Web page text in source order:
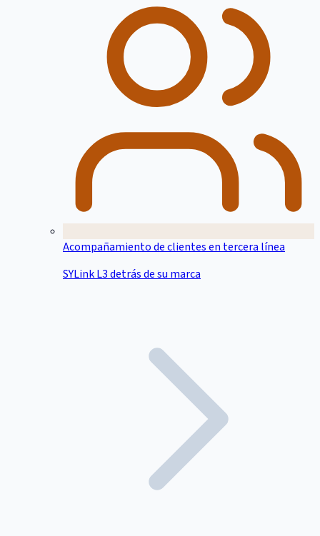
Acompañamiento de clientes en tercera línea
SYLink L3 detrás de su marca